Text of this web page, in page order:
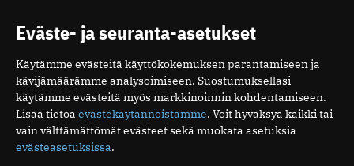
00510 Helsinki
puh. (09) 393 091
toimitus@potilaanlaakarilehti.fi
ISSN 2323-9476
Eväste- ja seuranta-asetukset
Käytämme evästeitä käyttökokemuksen parantamiseen ja
kävijämäärämme analysoimiseen. Suostumuksellasi
käytämme evästeitä myös markkinoinnin kohdentamiseen.
Lisää tietoa evästekäytännöistämme. Voit hyväksyä kaikki tai
vain välttämättömät evästeet sekä muokata asetuksia
evästeasetuksissa.